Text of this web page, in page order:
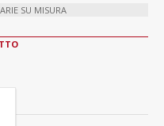
SU MISURA